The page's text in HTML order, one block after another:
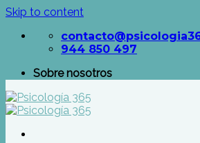
Skip to content
944 850 497
Sobre nosotros